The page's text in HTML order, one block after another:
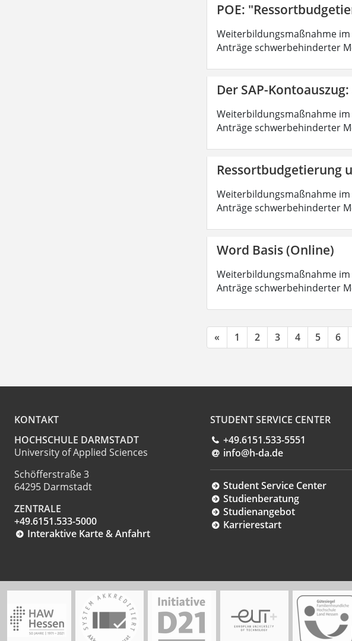
POE:
Weiterbildungsmaßnahme
Anträge schwerbehinderter
Der SAP-
Weiterbildungsmaßnahme
Anträge schwerbehinderter
Ressortbudgetierung
Weiterbildungsmaßnahme
Anträge schwerbehinderter
Word Basis (Online)
Weiterbildungsmaßnahme
Anträge schwerbehinderter
« 1 2 3 4 5 6
KONTAKT
HOCHSCHULE DARMSTADT
University of Applied Sciences
Schöfferstraße 3
64295 Darmstadt
ZENTRALE
+49.6151.533-5000
Interaktive Karte & Anfahrt
STUDENT SERVICE CENTER
+49.6151.533-5551
info@h-da.de
Student Service Center
Studienberatung
Studienangebot
Karrierestart